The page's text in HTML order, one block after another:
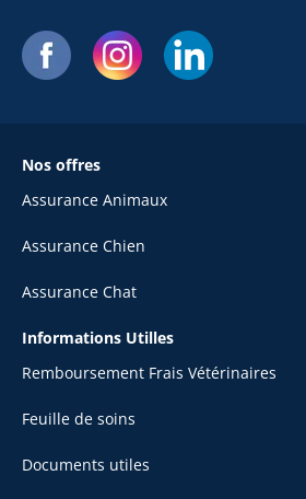
Nos offres
Assurance Animaux
Assurance Chien
Assurance Chat
Informations Utilles
Remboursement Frais Vétérinaires
Feuille de soins
Documents utiles